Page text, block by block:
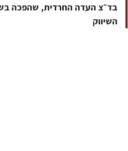
בד״צ העדה החרדית, שהפכה
השיווק